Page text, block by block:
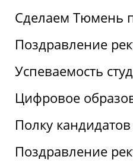
Сделаем Тюмень
Поздравление
Успеваемость
Цифровое
Полку
Поздравление